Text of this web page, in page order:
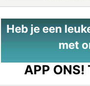
Heb je een
met
APP ONS!